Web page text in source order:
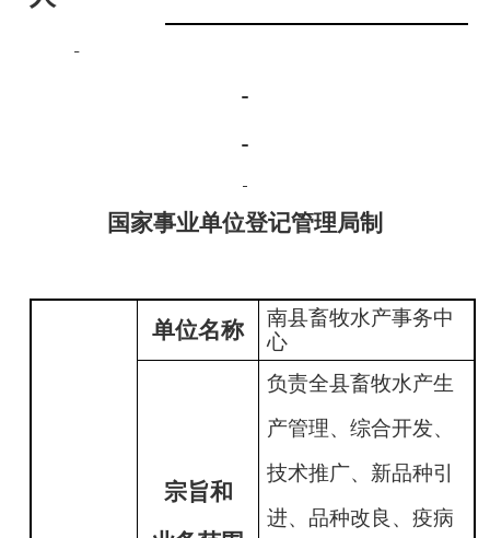
国家事业单位登记管理局制
单位名称
南县畜牧水产事务中
心
宗旨和
负责全县畜牧水产生
产管理、综合开发、
技术推广、新品种引
进、品种改良、疫病